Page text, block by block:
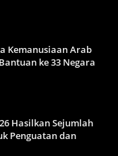
Kemanusiaan Arab
ke 33 Negara
Hasilkan Sejumlah
Penguatan dan